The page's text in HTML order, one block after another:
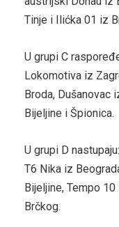
Tinje i Ilićka 01 iz
U grupi C
Lokomotiva iz
Broda, Dušanovac
Bijeljine i Špionica.
U grupi D
T6 Nika iz
Bijeljine, Tempo
Brčkog.